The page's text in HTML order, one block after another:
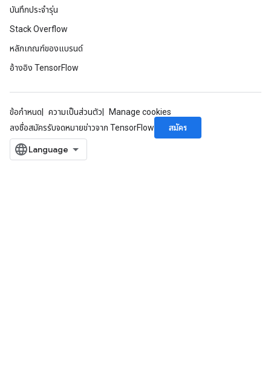
บันทึกประจำรุ่น
Stack Overflow
หลักเกณฑ์ของแบรนด์
อ้างอิง TensorFlow
ข้อกำหนด ความเป็นส่วนตัว
Manage cookies
ลงชื่อสมัครรับจดหมายข่าวจาก TensorFlow
สมัคร